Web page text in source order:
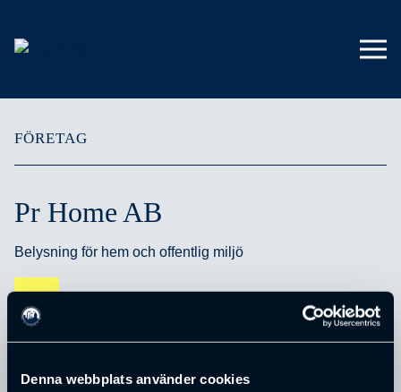
Denna webbplats använder cookies
FÖRETAG
Pr Home AB
Belysning för hem och offentlig miljö